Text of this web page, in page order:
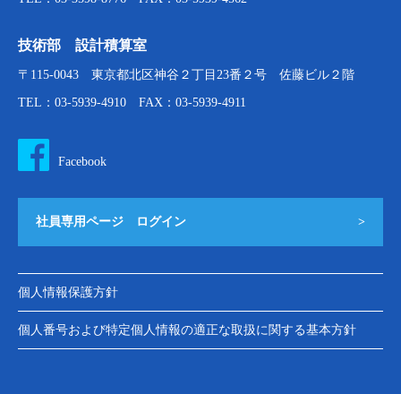
技術部 設計積算室
〒115-0043 東京都北区神谷２丁目23番２号 佐藤ビル２階
TEL：03-5939-4910 FAX：03-5939-4911
Facebook
社員専用ページ ログイン >
個人情報保護方針
個人番号および特定個人情報の適正な取扱に関する基本方針